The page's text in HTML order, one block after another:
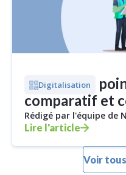
Digitalisation
Logiciel de
comparatif et
Rédigé par l'équipe de
Lire l'article
Voir